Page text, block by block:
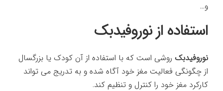
و…
استفاده از نوروفیدبک
نوروفیدبک روشی است که با استفاده از آن کودک یا بزرگسال
از چگونگی فعالیت مغز خود آگاه شده و به تدریج می ­تواند
کارکرد مغز خود را کنترل و تنظیم کند.